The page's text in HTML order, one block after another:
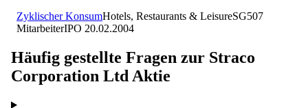
Zyklischer KonsumHotels, Restaurants & LeisureSG507
MitarbeiterIPO 20.02.2004
Häufig gestellte Fragen zur Straco
Corporation Ltd Aktie